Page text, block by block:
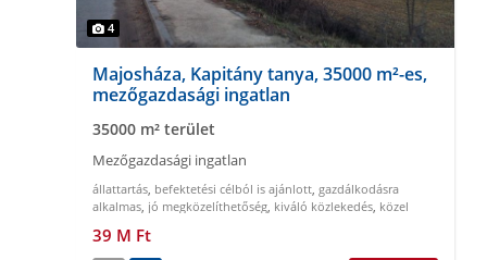
4
Majosháza, Kapitány tanya, 35000 m²-es,
mezőgazdasági ingatlan
35000 m² terület
Mezőgazdasági ingatlan
állattartás, befektetési célból is ajánlott, gazdálkodásra
alkalmas, jó megközelíthetőség, kiváló közlekedés, közel
39 M Ft